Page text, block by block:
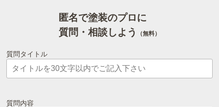
匿名で塗装のプロに
質問・相談しよう （無料）
質問タイトル
質問内容